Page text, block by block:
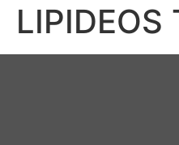
LIPIDEOS